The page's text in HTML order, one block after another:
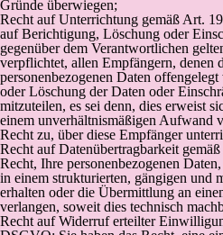
Gründe überwiegen;
Recht auf Unterrichtung gemäß Art.
auf Berichtigung, Löschung oder
gegenüber dem Verantwortlichen
verpflichtet, allen Empfängern, denen
personenbezogenen Daten
oder Löschung der Daten oder
mitzuteilen, es sei denn, dies erweist
einem unverhältnismäßigen Aufwand
Recht zu, über diese Empfänger
Recht auf Datenübertragbarkeit
Recht, Ihre personenbezogenen
in einem strukturierten, gängigen und
erhalten oder die Übermittlung an
verlangen, soweit dies technisch
Recht auf Widerruf erteilter